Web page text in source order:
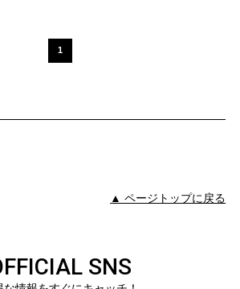
1
▲ ページトップに戻る
SNS